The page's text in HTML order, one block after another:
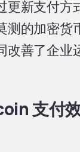
更新支付方
测的加密货
善了企业
支付